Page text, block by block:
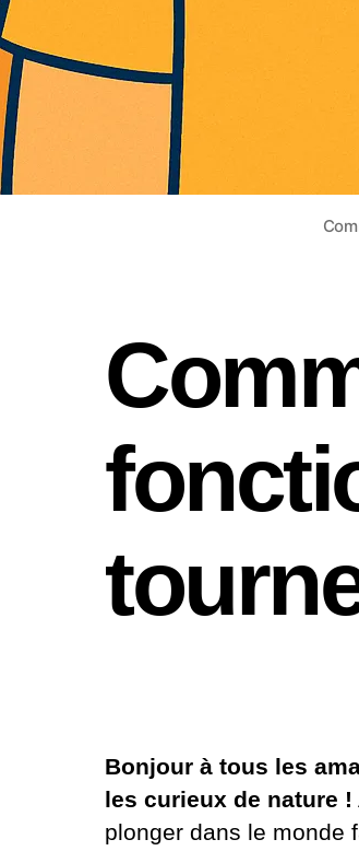
Bonjour à tous les
les curieux de nature !
plonger dans le monde